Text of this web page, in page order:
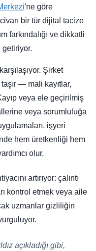
'ne göre
bir tür dijital tacize
farkındalığı ve dikkatli
Şirket
— mali kayıtlar,
veya ele geçirilmiş
veya sorumluluğa
işyeri
hem üretkenliği hem
olur.
artırıyor: çalıntı
kontrol etmek veya aile
uzmanlar gizliliğin
açıkladığı gibi,